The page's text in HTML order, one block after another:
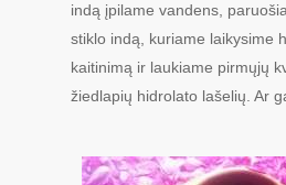
indą įpilame vandens,
stiklo indą, kuriame laikysime
kaitinimą ir laukiame pirmųjų
žiedlapių hidrolato lašelių. Ar